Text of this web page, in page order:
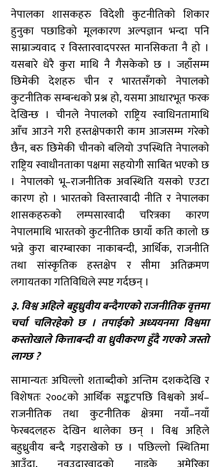
नेपालका शासकहरु विदेशी कुटनीतिको शिकार
हुनुका पछाडिको मूलकारण अल्पज्ञान भन्दा पनि
साम्राज्यवाद र विस्तारवादपरस्त मानसिकता नै हो ।
यसबारे धेरै कुरा माथि नै गैसकेको छ । जहाँसम्म
छिमेकी देशहरु चीन र भारतसँगको नेपालको
कुटनीतिक सम्बन्धको प्रश्न हो, यसमा आधारभूत फरक
देखिन्छ । चीनले नेपालको राष्ट्रिय स्वाधिनतामाथि
आँच आउने गरी हस्तक्षेपकारी काम आजसम्म गरेको
छैन, बरु छिमेकी चीनको बलियो उपस्थिति नेपालको
राष्ट्रिय स्वाधीनताका पक्षमा सहयोगी साबित भएको छ
। नेपालको भू–राजनीतिक अवस्थिति यसको एउटा
कारण हो । भारतको विस्तारवादी नीति र नेपालका
शासकहरुको लम्पसारवादी चरित्रका कारण
नेपालमाथि भारतको कुटनीतिक छायाँ कति कालो छ
भन्ने कुरा बारम्बारका नाकाबन्दी, आर्थिक, राजनीति
तथा सांस्कृतिक हस्तक्षेप र सीमा अतिक्रमण
लगायतका गतिविधिले स्पष्ट गर्दछन् ।
३. विश्व अहिले बहुध्रुवीय बन्दैगएको राजनीतिक वृत्तमा
चर्चा चलिरहेको छ । तपाईको अध्ययनमा विश्वमा
कस्तोखाले कित्ताबन्दी वा ध्रुवीकरण हुँदै गएको जस्तो
लाग्छ ?
सामान्यतः अघिल्लो शताब्दीको अन्तिम दशकदेखि र
विशेषतः २००८को आर्थिक सङ्कटपछि विश्वको अर्थ–
राजनीतिक तथा कुटनीतिक क्षेत्रमा नयाँ–नयाँ
फेरबदलहरु देखिन थालेका छन् । विश्व अहिले
बहुध्रुवीय बन्दै गइराखेको छ । पछिल्लो स्थितिमा